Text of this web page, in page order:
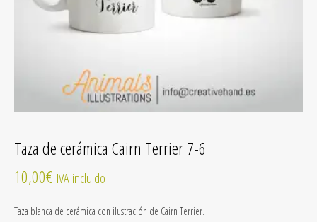
Taza de cerámica Cairn Terrier 7-6
10,00€ IVA incluido
Taza blanca de cerámica con ilustración de Cairn Terrier.